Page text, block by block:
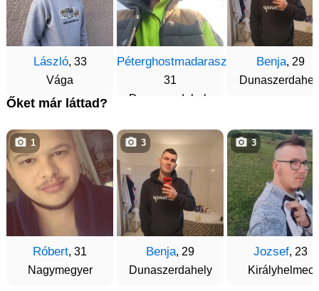
László, 33
Vága
Péterghostmadarasz
31
Dunaszerdahely
Benja, 29
Őket már láttad?
Róbert, 31
Nagymegyer
1
Benja, 29
Dunaszerdahely
3
Jozsef, 23
Királyhelmec
3